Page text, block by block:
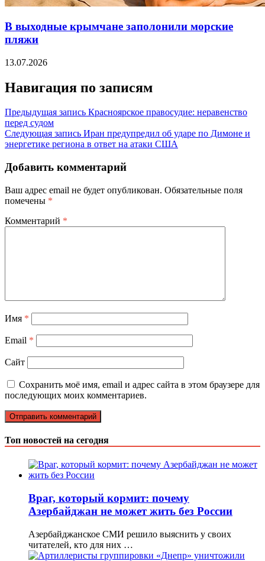
В выходные крымчане заполонили морские
пляжи
13.07.2026
Навигация по записям
Предыдущая запись Красноярское правосудие: неравенство
перед судом
Следующая запись Иран предупредил об ударе по Димоне и
энергетике региона в ответ на атаки США
Добавить комментарий
Ваш адрес email не будет опубликован. Обязательные поля
помечены *
Комментарий *
Имя *
Email *
Сайт
Сохранить моё имя, email и адрес сайта в этом браузере для
последующих моих комментариев.
Топ новостей на сегодня
Враг, который кормит: почему
Азербайджан не может жить без России
Азербайджанское СМИ решило выяснить у своих
читателей, кто для них …